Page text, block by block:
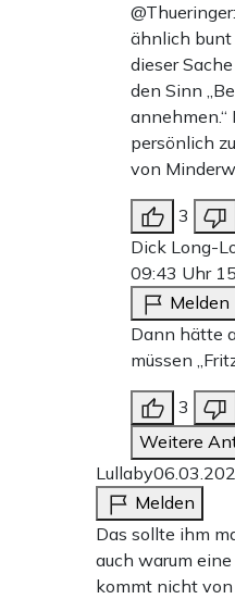
ähnlich bunt
dieser
den Sinn
annehmen.“
persönlich
von
3
Dick Long-
09:43 Uhr
Melden
Dann hätte
müssen
3
Weitere
Lullaby
Melden
Das sollte ihm
auch warum eine
kommt nicht